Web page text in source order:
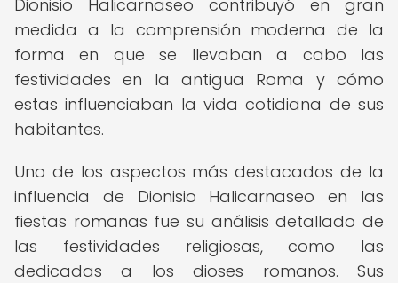
Dionisio Halicarnaseo contribuyó en gran
medida a la comprensión moderna de la
forma en que se llevaban a cabo las
festividades en la antigua Roma y cómo
estas influenciaban la vida cotidiana de sus
habitantes.
Uno de los aspectos más destacados de la
influencia de Dionisio Halicarnaseo en las
fiestas romanas fue su análisis detallado de
las festividades religiosas, como las
dedicadas a los dioses romanos. Sus